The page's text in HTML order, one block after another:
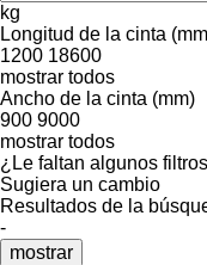
kg
Longitud de la cinta
1200 18600
mostrar todos
Ancho de la cinta (mm)
900 9000
mostrar todos
¿Le faltan algunos
Sugiera un cambio
Resultados de la
-
mostrar